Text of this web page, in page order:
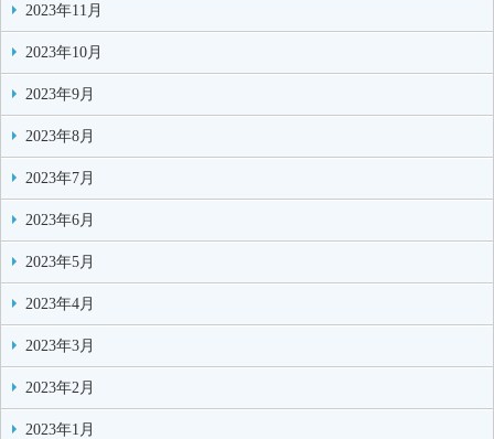
2023年11月
2023年10月
2023年9月
2023年8月
2023年7月
2023年6月
2023年5月
2023年4月
2023年3月
2023年2月
2023年1月